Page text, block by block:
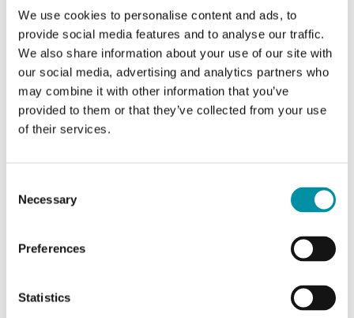
We use cookies to personalise content and ads, to
provide social media features and to analyse our traffic.
We also share information about your use of our site with
our social media, advertising and analytics partners who
may combine it with other information that you’ve
provided to them or that they’ve collected from your use
of their services.
Selection
Necessary
Preferences
Statistics
Dimensioni
esterne (LxAxP)
120x40x112 mm
Fluido
Aria, gas non combustibili
e non aggressivi
Smorzamento
Pressacavo
morsetto